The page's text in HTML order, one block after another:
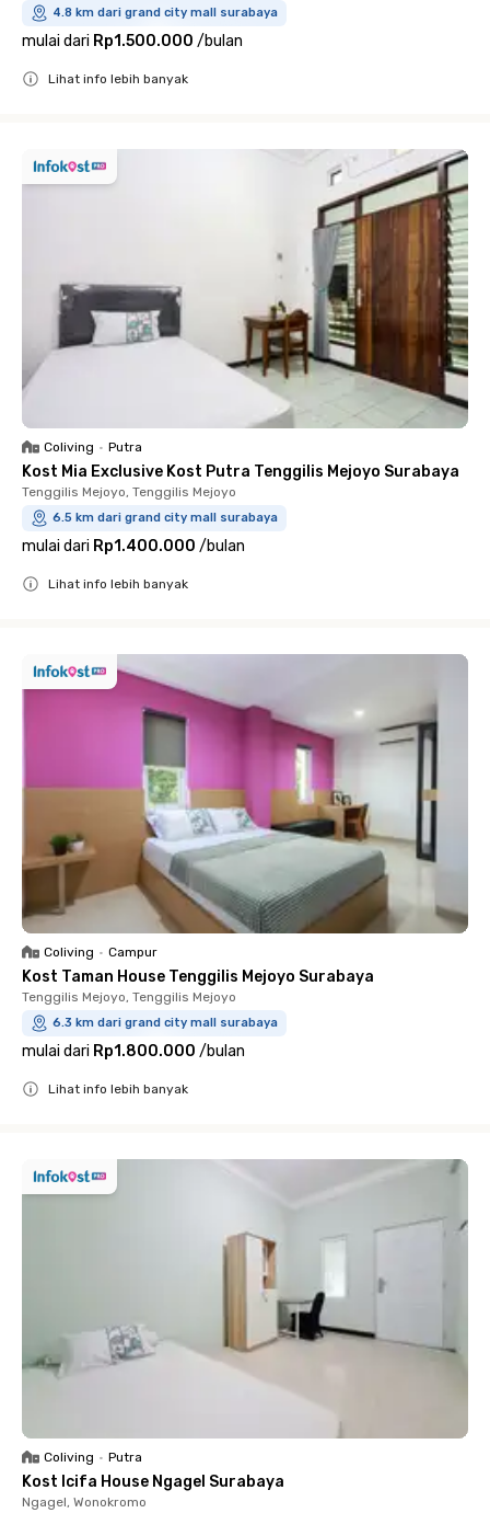
4.8 km dari grand city mall surabaya
mulai dari Rp1.500.000 /bulan
Lihat info lebih banyak
Coliving • Putra
Kost Mia Exclusive Kost Putra Tenggilis Mejoyo Surabaya
Tenggilis Mejoyo, Tenggilis Mejoyo
6.5 km dari grand city mall surabaya
mulai dari Rp1.400.000 /bulan
Lihat info lebih banyak
Coliving • Campur
Kost Taman House Tenggilis Mejoyo Surabaya
Tenggilis Mejoyo, Tenggilis Mejoyo
6.3 km dari grand city mall surabaya
mulai dari Rp1.800.000 /bulan
Lihat info lebih banyak
Coliving • Putra
Kost Icifa House Ngagel Surabaya
Ngagel, Wonokromo